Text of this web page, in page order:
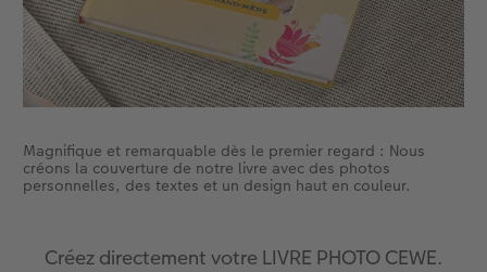
Magnifique et remarquable dès le premier regard : Nous
créons la couverture de notre livre avec des photos
personnelles, des textes et un design haut en couleur.
Créez directement votre LIVRE PHOTO CEWE.